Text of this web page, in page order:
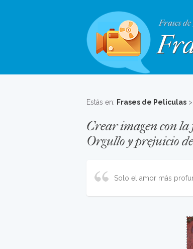
Frases
Estás en: Frases de Peliculas >
Crear imagen con la
Orgullo y prejuicio
Solo el amor más